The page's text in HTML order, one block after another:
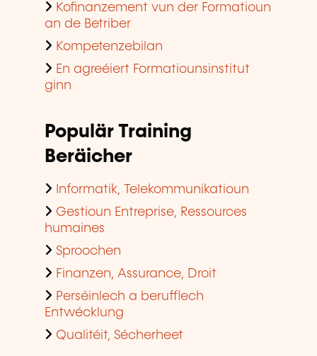
Kofinanzement vun der Formatioun
an de Betriber
Kompetenzebilan
En agreéiert Formatiounsinstitut
ginn
Populär Training
Beräicher
Informatik, Telekommunikatioun
Gestioun Entreprise, Ressources
humaines
Sproochen
Finanzen, Assurance, Droit
Perséinlech a berufflech
Entwécklung
Qualitéit, Sécherheet